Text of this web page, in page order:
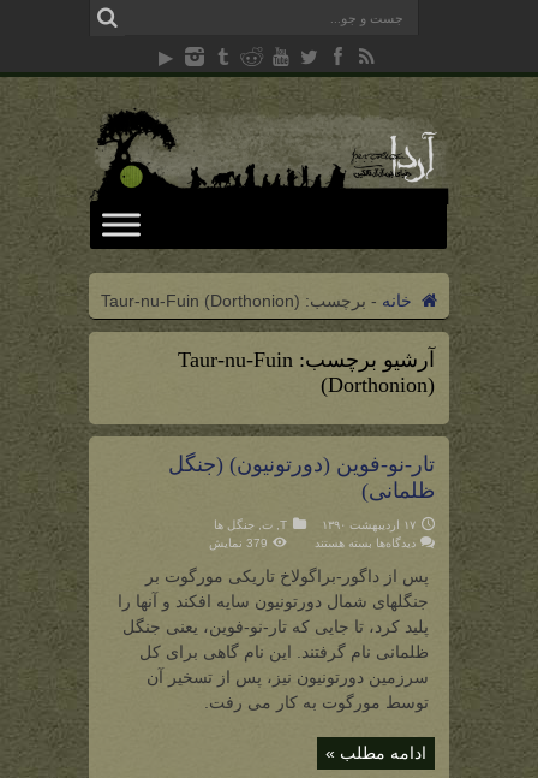
خانه - برچسب: Taur-nu-Fuin (Dorthonion)
آرشیو برچسب: Taur-nu-Fuin
(Dorthonion)
تار-نو-فوین (دورتونیون) (جنگل
ظلمانی)
۱۷ اردیبهشت ۱۳۹۰ T ت جنگل ها
دیدگاه‌ها برای
نو-
فوین
(دورتونیون)
(جنگل
ظلمانی)
بسته هستند 379 نمایش
پس از داگور-براگولاخ تاریکی مورگوت بر
جنگلهای شمال دورتونیون سایه افکند و آنها را
پلید کرد، تا جایی که تار-نو-فوین، یعنی جنگل
ظلمانی نام گرفتند. این نام گاهی برای کل
سرزمین دورتونیون نیز، پس از تسخیر آن
توسط مورگوت به کار می رفت.
ادامه مطلب »